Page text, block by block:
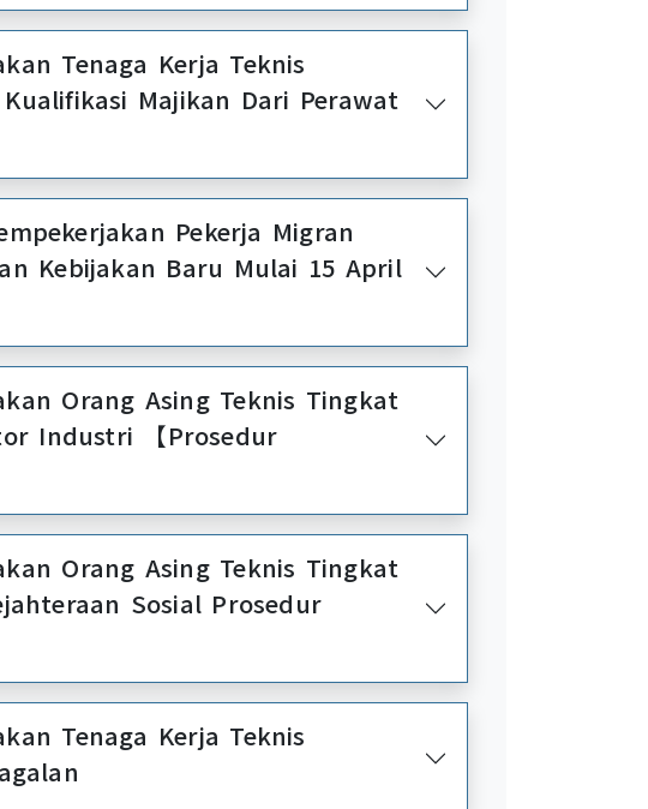
Kerja Teknis
Majikan Dari Perawat
Pekerja Migran
Kebijakan Baru Mulai 15 April
Asing Teknis Tingkat
Industri 【Prosedur
Orang Asing Teknis Tingkat
Sosial Prosedur
Tenaga Kerja Teknis